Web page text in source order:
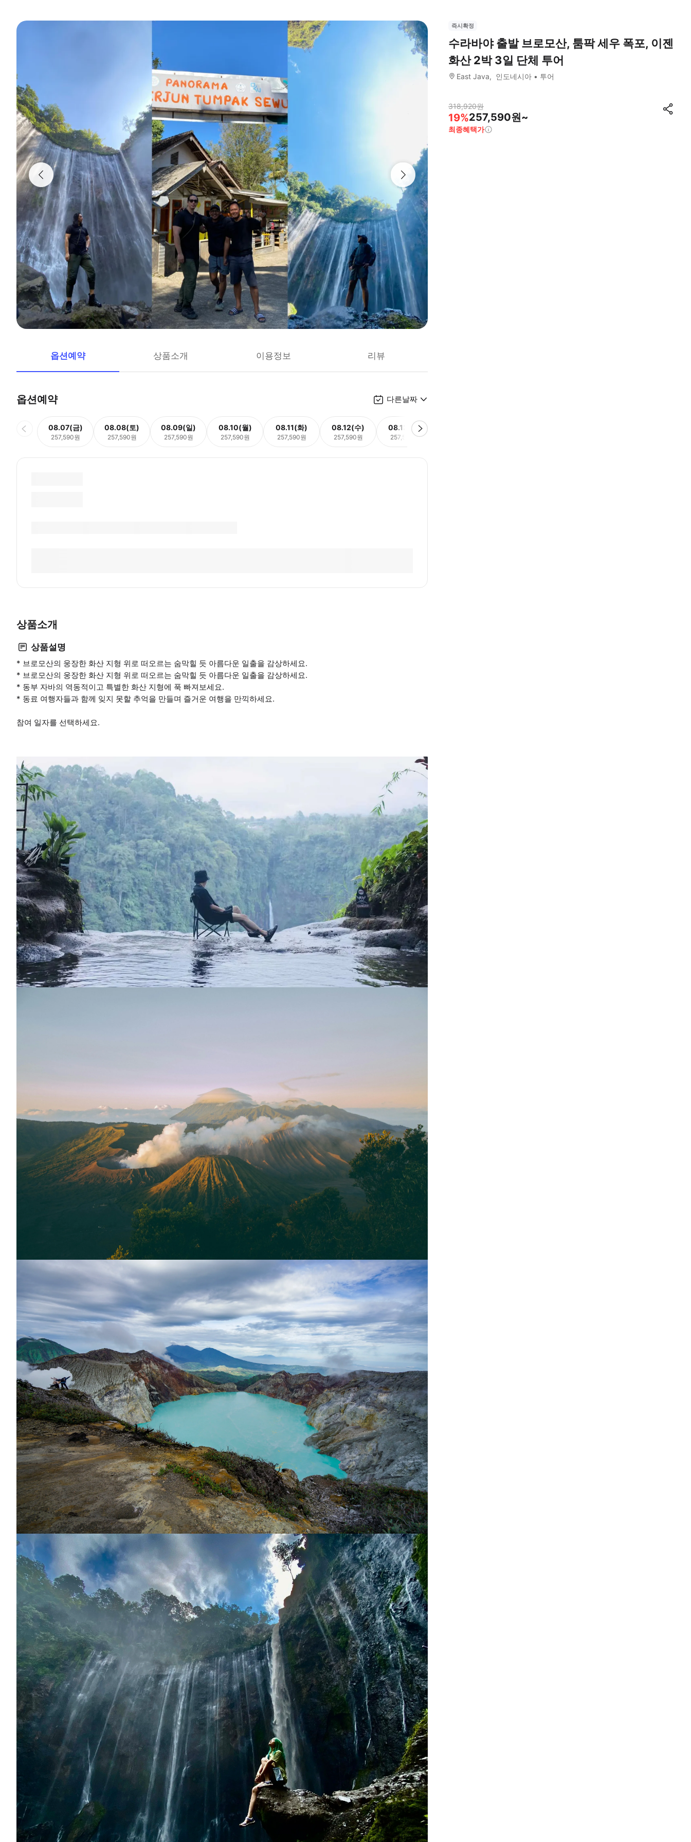
옵션예약 상품소개 이용정보 리뷰
옵션예약 다른날짜
08.07(금)
257,590원
08.08(토)
257,590원
08.09(일)
257,590원
08.10(월)
257,590원
08.11(화)
257,590원
08.12(수)
257,590원
08.13(목)
257,590원
상품소개
상품설명
* 브로모산의 웅장한 화산 지형 위로 떠오르는 숨막힐 듯 아름다운 일출을 감상하세요.
* 브로모산의 웅장한 화산 지형 위로 떠오르는 숨막힐 듯 아름다운 일출을 감상하세요.
* 동부 자바의 역동적이고 특별한 화산 지형에 푹 빠져보세요.
* 동료 여행자들과 함께 잊지 못할 추억을 만들며 즐거운 여행을 만끽하세요.
참여 일자를 선택하세요.
즉시확정
수라바야 출발 브로모산, 툼팍 세우 폭포, 이젠
화산 2박 3일 단체 투어
East Java 인도네시아 투어
318,920원
19%257,590원~
최종혜택가